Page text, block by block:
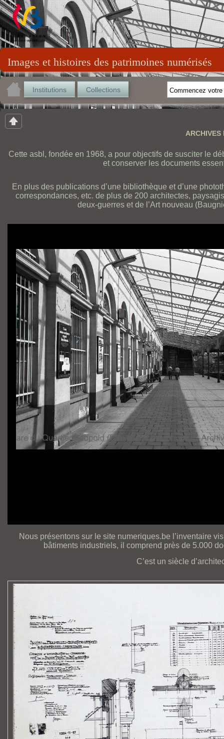
Images et histoires des patrimoines numérisés
Institutions Collections
ARCHIVES
Cette asbl, fondée en 1968, a pour objectifs de susciter le
et conserver les documents
En plus des publications d’une bibliothèque et d’une
correspondances, etc. de plus de 200 architectes,
deux-guerres et de l’Art nouveau
Nous présentons sur le site numeriques.be l’inventaire
bâtiments industriels, il comprend près de 5.000
C’est un siècle